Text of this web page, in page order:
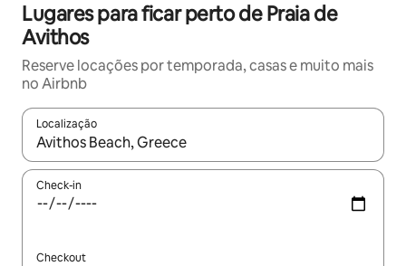
Lugares para ficar perto de Praia de
Avithos
Reserve locações por temporada, casas e muito mais
no Airbnb
Localização
Quando os resultados estiverem disponíveis, explore-os
Check-in
Checkout